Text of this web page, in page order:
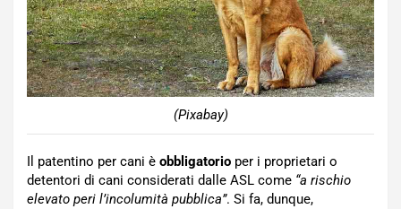
(Pixabay)
Il patentino per cani è obbligatorio per i proprietari o
detentori di cani considerati dalle ASL come “a rischio
elevato peri l’incolumità pubblica”. Si fa, dunque,